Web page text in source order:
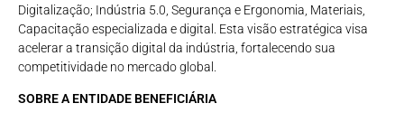
Digitalização; Indústria 5.0, Segurança e Ergonomia, Materiais,
Capacitação especializada e digital. Esta visão estratégica visa
acelerar a transição digital da indústria, fortalecendo sua
competitividade no mercado global.
SOBRE A ENTIDADE BENEFICIÁRIA